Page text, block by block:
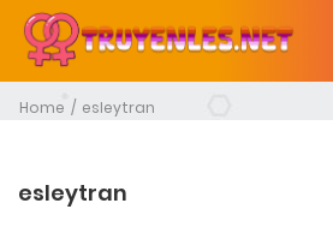
Home esleytran
esleytran